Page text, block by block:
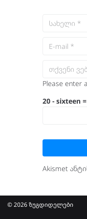
Please enter
20 − sixteen =
Akismet
© 2026 ზუგდიდელები